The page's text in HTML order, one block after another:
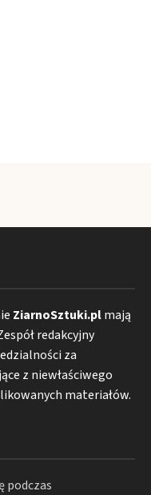
ZiarnoSztuki.plmają
redakcyjny
za
z niewłaściwego
materiałów.
podczas